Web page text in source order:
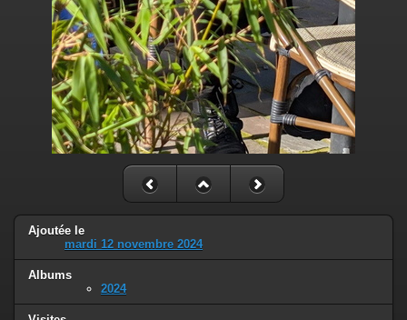
Ajoutée le
mardi 12 novembre 2024
Albums
2024